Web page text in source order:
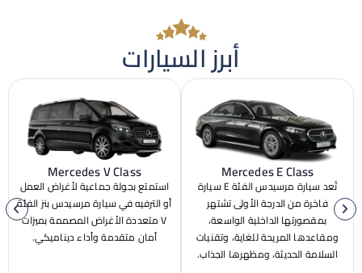
أبرز السيارات
Mercedes E Class
تُعد سيارة مرسيدس الفئة E سيارة
من الدرجة الأولى تشتهر
الداخلية الواسعة،
المريحة للغاية، وتقنيات
الحديثة، ومظهرها الجذاب.
Mercedes V Class
استمتع بجولة جماعية لأغراض العمل
أو الترفيه في سيارة مرسيدس بنز الفئة
V متعددة الأغراض المصممة بميزات
أمان متقدمة وأداء ديناميكي.
بفضل
تُعد